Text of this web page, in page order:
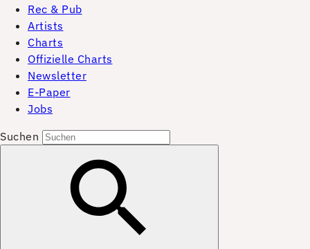
Rec & Pub
Artists
Charts
Offizielle Charts
Newsletter
E-Paper
Jobs
Suchen